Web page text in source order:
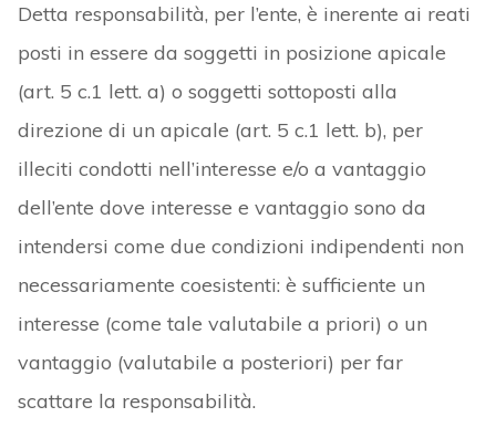
Detta responsabilità, per l’ente, è inerente ai reati
posti in essere da soggetti in posizione apicale
(art. 5 c.1 lett. a) o soggetti sottoposti alla
direzione di un apicale (art. 5 c.1 lett. b), per
illeciti condotti nell’interesse e/o a vantaggio
dell’ente dove interesse e vantaggio sono da
intendersi come due condizioni indipendenti non
necessariamente coesistenti: è sufficiente un
interesse (come tale valutabile a priori) o un
vantaggio (valutabile a posteriori) per far
scattare la responsabilità.